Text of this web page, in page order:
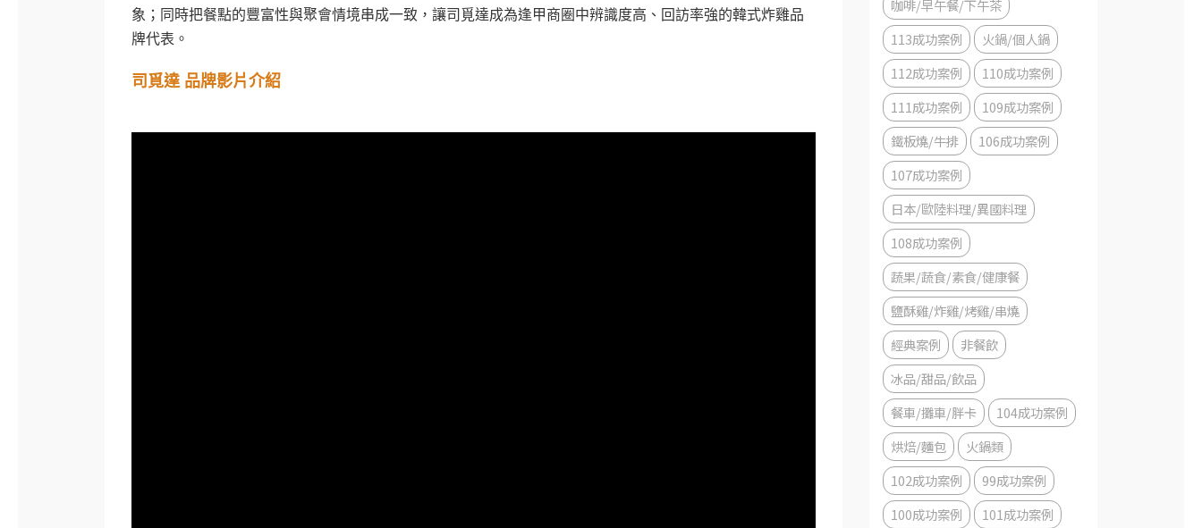
象；同時把餐點的豐富性與聚會情境串成一致，讓司覓達成為逢甲商圈中辨識度高、回訪率強的韓式炸雞品
牌代表。
司覓達 品牌影片介紹
咖啡/早午餐/下午茶
113成功案例
火鍋/個人鍋
112成功案例
110成功案例
111成功案例
109成功案例
鐵板燒/牛排
106成功案例
107成功案例
日本/歐陸料理/異國料理
108成功案例
蔬果/蔬食/素食/健康餐
鹽酥雞/炸雞/烤雞/串燒
經典案例
非餐飲
冰品/甜品/飲品
餐車/攤車/胖卡
104成功案例
烘焙/麵包
火鍋類
102成功案例
99成功案例
100成功案例
101成功案例